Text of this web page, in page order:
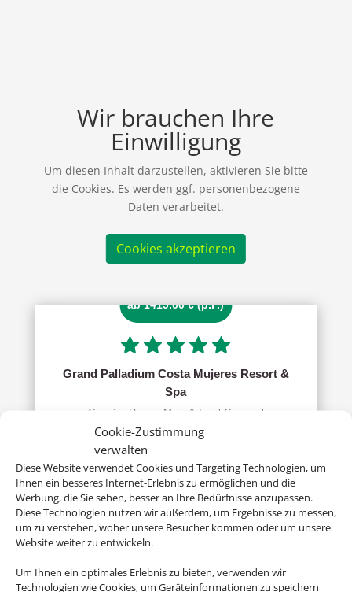
Cookie-Zustimmung
verwalten
Diese Website verwendet Cookies und Targeting Technologien, um
Ihnen ein besseres Internet-Erlebnis zu ermöglichen und die
Werbung, die Sie sehen, besser an Ihre Bedürfnisse anzupassen.
Diese Technologien nutzen wir außerdem, um Ergebnisse zu messen,
um zu verstehen, woher unsere Besucher kommen oder um unsere
Website weiter zu entwickeln.
Um Ihnen ein optimales Erlebnis zu bieten, verwenden wir
Technologien wie Cookies, um Geräteinformationen zu speichern
Wir brauchen Ihre
Einwilligung
Um diesen Inhalt darzustellen, aktivieren Sie bitte
die Cookies. Es werden ggf. personenbezogene
Daten verarbeitet.
Cookies akzeptieren
ab 1419.00 € (p.P.)
Grand Palladium Costa Mujeres Resort &
Spa
Cancún, Riviera Maja & Insel Cozumel